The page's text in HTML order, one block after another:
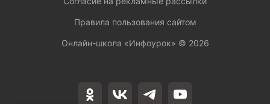
Правила пользования сайтом
Онлайн-школа «Инфоурок» © 2026